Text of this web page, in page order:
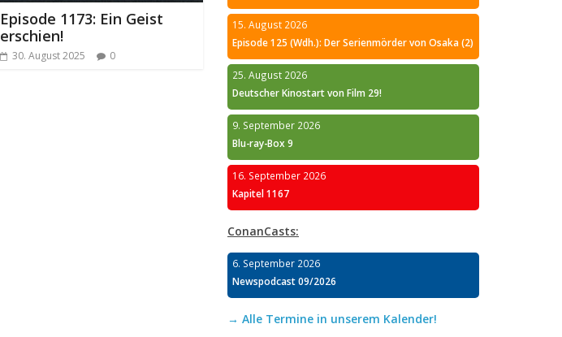
Episode 1173: Ein Geist
erschien!
30. August 2025 0
15. August 2026
Episode 125 (Wdh.): Der Serienmörder von Osaka (2)
25. August 2026
Deutscher Kinostart von Film 29!
9. September 2026
Blu-ray-Box 9
16. September 2026
Kapitel 1167
ConanCasts:
6. September 2026
Newspodcast 09/2026
→ Alle Termine in unserem Kalender!